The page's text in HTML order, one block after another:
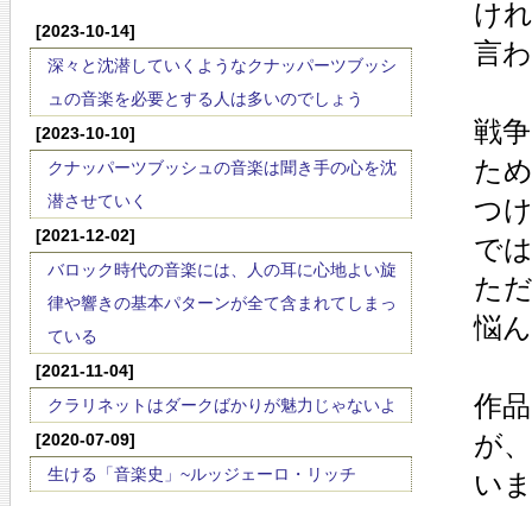
[2023-10-14]
深々と沈潜していくようなクナッパーツブッシ
ュの音楽を必要とする人は多いのでしょう
[2023-10-10]
クナッパーツブッシュの音楽は聞き手の心を沈
潜させていく
[2021-12-02]
バロック時代の音楽には、人の耳に心地よい旋
律や響きの基本パターンが全て含まれてしまっ
ている
[2021-11-04]
クラリネットはダークばかりが魅力じゃないよ
[2020-07-09]
生ける「音楽史」~ルッジェーロ・リッチ
け
言
戦
た
つ
で
た
悩
作
が
い